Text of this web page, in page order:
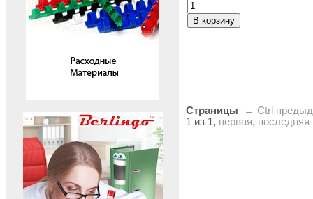
Страницы ← Ctrl
1 из 1, первая, последняя